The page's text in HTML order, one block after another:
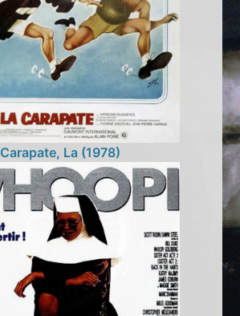
Carapate, La (1978)